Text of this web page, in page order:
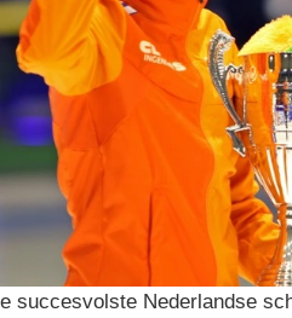
succesvolste Nederlandse